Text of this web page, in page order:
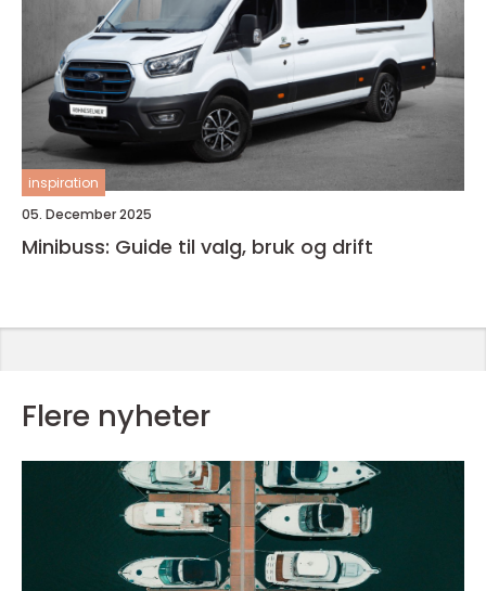
inspiration
05. December 2025
Minibuss: Guide til valg, bruk og drift
Flere nyheter